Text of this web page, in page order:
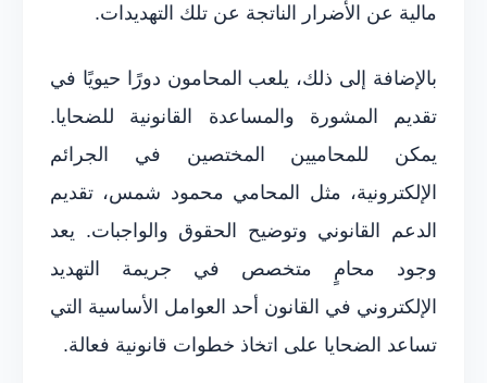
مالية عن الأضرار الناتجة عن تلك التهديدات.
بالإضافة إلى ذلك، يلعب المحامون دورًا حيويًا في
تقديم المشورة والمساعدة القانونية للضحايا.
يمكن للمحاميين المختصين في الجرائم
الإلكترونية، مثل المحامي محمود شمس، تقديم
الدعم القانوني وتوضيح الحقوق والواجبات. يعد
وجود محامٍ متخصص في جريمة التهديد
الإلكتروني في القانون أحد العوامل الأساسية التي
تساعد الضحايا على اتخاذ خطوات قانونية فعالة.